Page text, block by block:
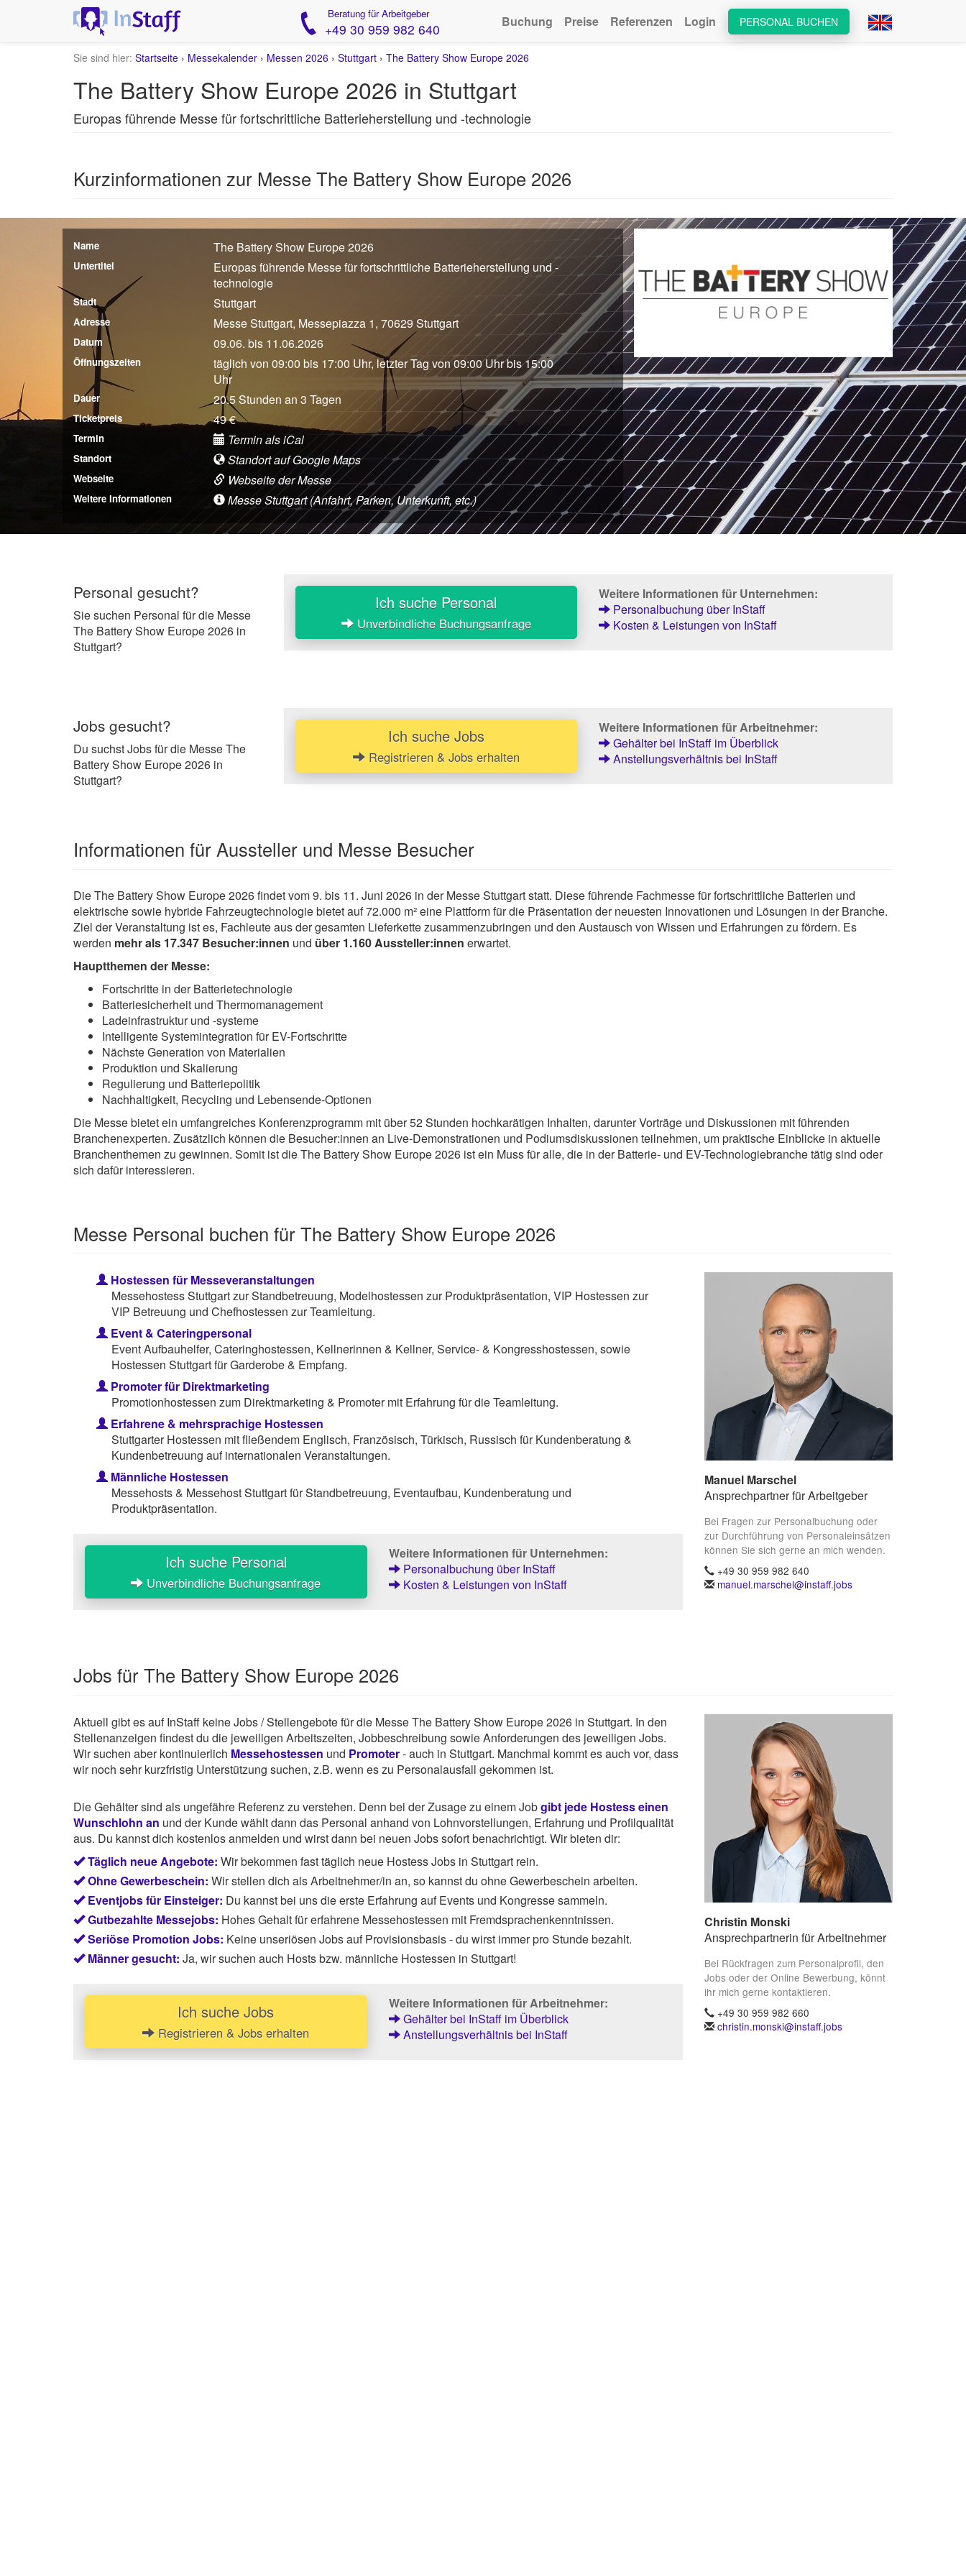
Beratung für Arbeitgeber
+49 30 959 982 640 PERSONAL BUCHEN
Buchung Preise Referenzen Login
Sie sind hier: Startseite › Messekalender › Messen 2026 › Stuttgart › The Battery Show Europe 2026
The Battery Show Europe 2026 in Stuttgart
Europas führende Messe für fortschrittliche Batterieherstellung und -technologie
Kurzinformationen zur Messe The Battery Show Europe 2026
Name The Battery Show Europe 2026
Untertitel
Europas führende Messe für fortschrittliche Batterieherstellung und -
technologie
Stadt Stuttgart
Adresse Messe Stuttgart, Messepiazza 1, 70629 Stuttgart
Datum 09.06. bis 11.06.2026
Öffnungszeiten
täglich von 09:00 bis 17:00 Uhr, letzter Tag von 09:00 Uhr bis 15:00
Uhr
Dauer 20.5 Stunden an 3 Tagen
Ticketpreis 49 €
Termin Termin als iCal
Standort Standort auf Google Maps
Webseite Webseite der Messe
Weitere Informationen Messe Stuttgart (Anfahrt, Parken, Unterkunft, etc.)
Personal gesucht?
Sie suchen Personal für die Messe
The Battery Show Europe 2026 in
Stuttgart?
Ich suche Personal
Unverbindliche Buchungsanfrage
Weitere Informationen für Unternehmen:
Personalbuchung über InStaff
Kosten & Leistungen von InStaff
Jobs gesucht?
Du suchst Jobs für die Messe The
Battery Show Europe 2026 in
Stuttgart?
Ich suche Jobs
Registrieren & Jobs erhalten
Weitere Informationen für Arbeitnehmer:
Gehälter bei InStaff im Überblick
Anstellungsverhältnis bei InStaff
Informationen für Aussteller und Messe Besucher
Die The Battery Show Europe 2026 findet vom 9. bis 11. Juni 2026 in der Messe Stuttgart statt. Diese führende Fachmesse für fortschrittliche Batterien und
elektrische sowie hybride Fahrzeugtechnologie bietet auf 72.000 m² eine Plattform für die Präsentation der neuesten Innovationen und Lösungen in der Branche.
Ziel der Veranstaltung ist es, Fachleute aus der gesamten Lieferkette zusammenzubringen und den Austausch von Wissen und Erfahrungen zu fördern. Es
werden mehr als 17.347 Besucher:innen und über 1.160 Aussteller:innen erwartet.
Hauptthemen der Messe:
Fortschritte in der Batterietechnologie
Batteriesicherheit und Thermomanagement
Ladeinfrastruktur und -systeme
Intelligente Systemintegration für EV-Fortschritte
Nächste Generation von Materialien
Produktion und Skalierung
Regulierung und Batteriepolitik
Nachhaltigkeit, Recycling und Lebensende-Optionen
Die Messe bietet ein umfangreiches Konferenzprogramm mit über 52 Stunden hochkarätigen Inhalten, darunter Vorträge und Diskussionen mit führenden
Branchenexperten. Zusätzlich können die Besucher:innen an Live-Demonstrationen und Podiumsdiskussionen teilnehmen, um praktische Einblicke in aktuelle
Branchenthemen zu gewinnen. Somit ist die The Battery Show Europe 2026 ist ein Muss für alle, die in der Batterie- und EV-Technologiebranche tätig sind oder
sich dafür interessieren.
Messe Personal buchen für The Battery Show Europe 2026
Hostessen für Messeveranstaltungen
Messehostess Stuttgart zur Standbetreuung, Modelhostessen zur Produktpräsentation, VIP Hostessen zur
VIP Betreuung und Chefhostessen zur Teamleitung.
Event & Cateringpersonal
Event Aufbauhelfer, Cateringhostessen, Kellnerinnen & Kellner, Service- & Kongresshostessen, sowie
Hostessen Stuttgart für Garderobe & Empfang.
Promoter für Direktmarketing
Promotionhostessen zum Direktmarketing & Promoter mit Erfahrung für die Teamleitung.
Erfahrene & mehrsprachige Hostessen
Stuttgarter Hostessen mit fließendem Englisch, Französisch, Türkisch, Russisch für Kundenberatung &
Kundenbetreuung auf internationalen Veranstaltungen.
Männliche Hostessen
Messehosts & Messehost Stuttgart für Standbetreuung, Eventaufbau, Kundenberatung und
Produktpräsentation.
Ich suche Personal
Unverbindliche Buchungsanfrage
Weitere Informationen für Unternehmen:
Personalbuchung über InStaff
Kosten & Leistungen von InStaff
Manuel Marschel
Ansprechpartner für Arbeitgeber
Bei Fragen zur Personalbuchung oder
zur Durchführung von Personaleinsätzen
können Sie sich gerne an mich wenden.
+49 30 959 982 640
manuel.marschel@instaff.jobs
Jobs für The Battery Show Europe 2026
Aktuell gibt es auf InStaff keine Jobs / Stellengebote für die Messe The Battery Show Europe 2026 in Stuttgart. In den
Stellenanzeigen findest du die jeweiligen Arbeitszeiten, Jobbeschreibung sowie Anforderungen des jeweiligen Jobs.
Wir suchen aber kontinuierlich Messehostessen und Promoter- auch in Stuttgart. Manchmal kommt es auch vor, dass
wir noch sehr kurzfristig Unterstützung suchen, z.B. wenn es zu Personalausfall gekommen ist.
Die Gehälter sind als ungefähre Referenz zu verstehen. Denn bei der Zusage zu einem Jobgibt jede Hostess einen
Wunschlohn an und der Kunde wählt dann das Personal anhand von Lohnvorstellungen, Erfahrung und Profilqualität
aus. Du kannst dich kostenlos anmelden und wirst dann bei neuen Jobs sofort benachrichtigt. Wir bieten dir:
Täglich neue Angebote: Wir bekommen fast täglich neue Hostess Jobs in Stuttgart rein.
Ohne Gewerbeschein: Wir stellen dich als Arbeitnehmer/in an, so kannst du ohne Gewerbeschein arbeiten.
Eventjobs für Einsteiger: Du kannst bei uns die erste Erfahrung auf Events und Kongresse sammeln.
Gutbezahlte Messejobs: Hohes Gehalt für erfahrene Messehostessen mit Fremdsprachenkenntnissen.
Seriöse Promotion Jobs: Keine unseriösen Jobs auf Provisionsbasis - du wirst immer pro Stunde bezahlt.
Männer gesucht: Ja, wir suchen auch Hosts bzw. männliche Hostessen in Stuttgart!
Ich suche Jobs
Registrieren & Jobs erhalten
Weitere Informationen für Arbeitnehmer:
Gehälter bei InStaff im Überblick
Anstellungsverhältnis bei InStaff
Christin Monski
Ansprechpartnerin für Arbeitnehmer
Bei Rückfragen zum Personalprofil, den
Jobs oder der Online Bewerbung, könnt
ihr mich gerne kontaktieren.
+49 30 959 982 660
christin.monski@instaff.jobs